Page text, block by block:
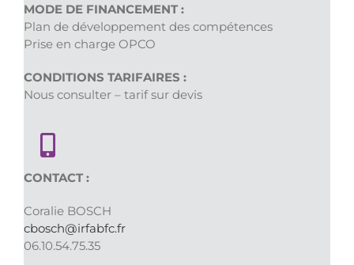
MODE DE FINANCEMENT :
Plan de développement des compétences
Prise en charge OPCO
CONDITIONS TARIFAIRES :
Nous consulter – tarif sur devis
CONTACT :
Coralie BOSCH
cbosch@irfabfc.fr
06.10.54.75.35